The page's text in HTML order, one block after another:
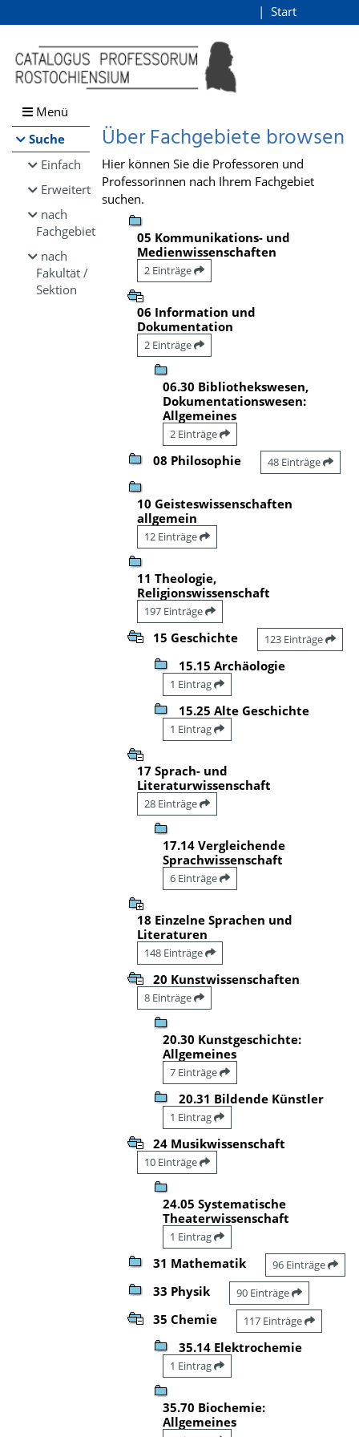
Browsen
direkt zum Inhalt
Start
Menü
Suche
Einfach
Erweitert
nach
Fachgebiet
nach
Fakultät /
Sektion
Über Fachgebiete browsen
Hier können Sie die Professoren und
Professorinnen nach Ihrem Fachgebiet
suchen.
05 Kommunikations- und
Medienwissenschaften
2 Einträge
06 Information und
Dokumentation
2 Einträge
06.30 Bibliothekswesen,
Dokumentationswesen:
Allgemeines
2 Einträge
08 Philosophie 48 Einträge
10 Geisteswissenschaften
allgemein
12 Einträge
11 Theologie,
Religionswissenschaft
197 Einträge
15 Geschichte 123 Einträge
15.15 Archäologie
1 Eintrag
15.25 Alte Geschichte
1 Eintrag
17 Sprach- und
Literaturwissenschaft
28 Einträge
17.14 Vergleichende
Sprachwissenschaft
6 Einträge
18 Einzelne Sprachen und
Literaturen
148 Einträge
20 Kunstwissenschaften
8 Einträge
20.30 Kunstgeschichte:
Allgemeines
7 Einträge
20.31 Bildende Künstler
1 Eintrag
24 Musikwissenschaft
10 Einträge
24.05 Systematische
Theaterwissenschaft
1 Eintrag
31 Mathematik 96 Einträge
33 Physik 90 Einträge
35 Chemie 117 Einträge
35.14 Elektrochemie
1 Eintrag
35.70 Biochemie:
Allgemeines